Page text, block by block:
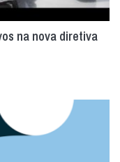
na nova diretiva